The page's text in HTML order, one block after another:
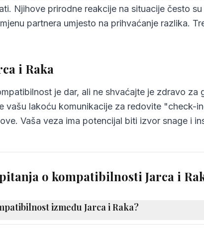
Njihove prirodne reakcije na situacije često
partnera umjesto na prihvaćanje razlika.
i Raka
je dar, ali ne shvaćajte je zdravo
vašu lakoću komunikacije za redovite
Vaša veza ima potencijal biti izvor snage i
o kompatibilnosti Jarca i
između Jarca i Raka?
između Jarca i Raka iznosi 72%, što se smatra